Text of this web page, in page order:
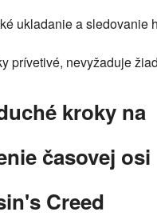
ukladanie a sledovanie
prívetivé, nevyžaduje
kroky na
časovej osi
Creed